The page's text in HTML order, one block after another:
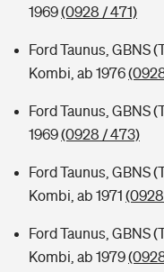
1969(0928 / 471)
Ford Taunus, GBNS
Kombi, ab 1976
Ford Taunus, GBNS
1969(0928 / 473)
Ford Taunus, GBNS
Kombi, ab 1971
Ford Taunus, GBNS
Kombi, ab 1979